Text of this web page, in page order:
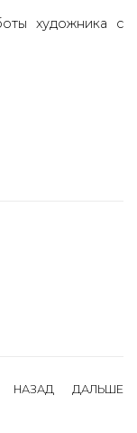
художника с
НАЗАД ДАЛЬШЕ